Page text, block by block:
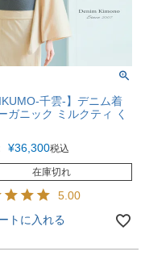
千雲-】デニム着
ガニック ミルクティ く
¥36,300税込
在庫切れ
5.00
トに入れる